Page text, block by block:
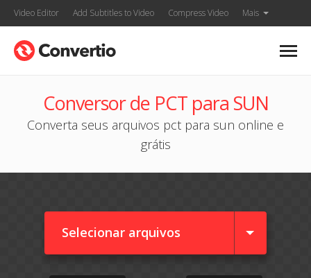
Video Editor Add Subtitles to Video Compress Video Mais
Conversor de PCT para SUN
Converta seus arquivos pct para sun online e
grátis
Selecionar arquivos